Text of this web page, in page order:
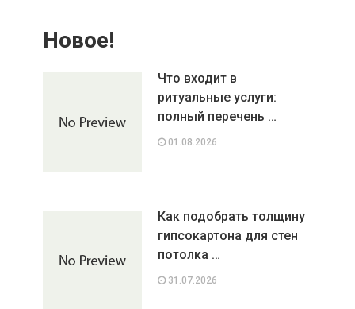
Новое!
Что входит в
ритуальные услуги:
полный перечень …
01.08.2026
Как подобрать толщину
гипсокартона для стен
потолка …
31.07.2026